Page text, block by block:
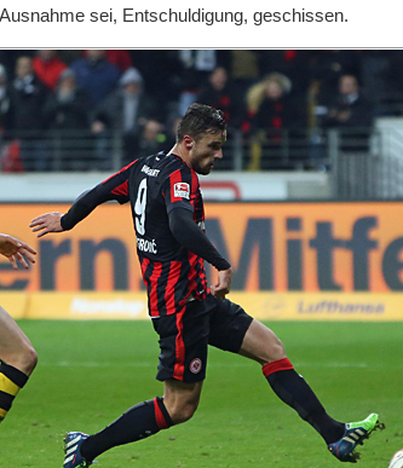
sei, Entschuldigung, geschissen.